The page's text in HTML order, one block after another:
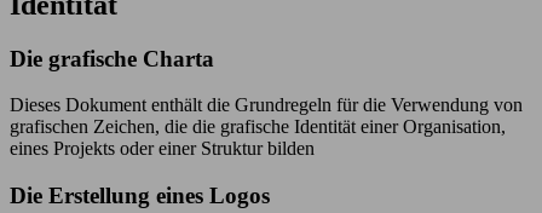
Die grafische Charta
Dieses Dokument enthält die Grundregeln für die Verwendung von
grafischen Zeichen, die die grafische Identität einer Organisation,
eines Projekts oder einer Struktur bilden
Die Erstellung eines Logos